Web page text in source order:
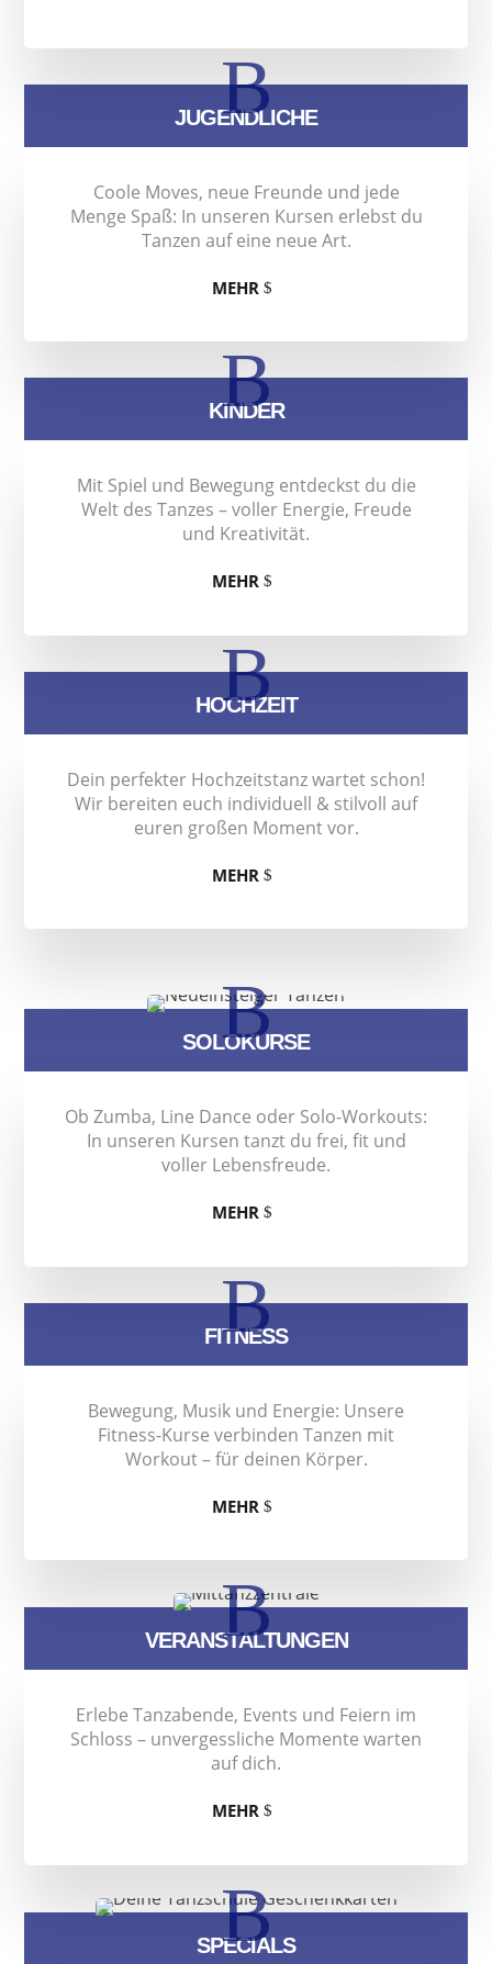
B
JUGENDLICHE
Coole Moves, neue Freunde und jede
Menge Spaß: In unseren Kursen erlebst du
Tanzen auf eine neue Art.
MEHR
B
KINDER
Mit Spiel und Bewegung entdeckst du die
Welt des Tanzes – voller Energie, Freude
und Kreativität.
MEHR
B
HOCHZEIT
Dein perfekter Hochzeitstanz wartet schon!
Wir bereiten euch individuell & stilvoll auf
euren großen Moment vor.
MEHR
B
SOLOKURSE
Ob Zumba, Line Dance oder Solo-Workouts:
In unseren Kursen tanzt du frei, fit und
voller Lebensfreude.
MEHR
B
FITNESS
Bewegung, Musik und Energie: Unsere
Fitness-Kurse verbinden Tanzen mit
Workout – für deinen Körper.
MEHR
B
VERANSTALTUNGEN
Erlebe Tanzabende, Events und Feiern im
Schloss – unvergessliche Momente warten
auf dich.
MEHR
B
SPECIALS